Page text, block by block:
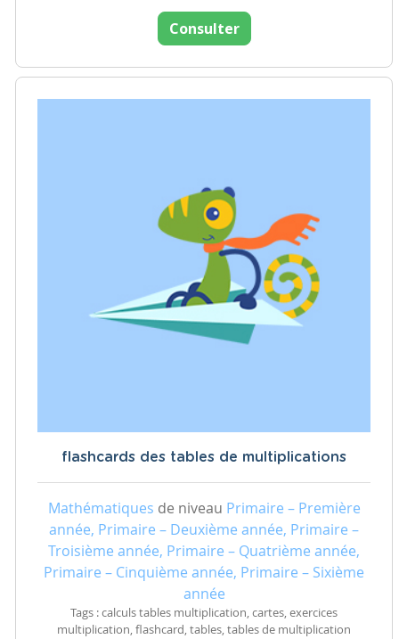
Consulter
flashcards des tables de multiplications
Mathématiques de niveau Primaire – Première
année, Primaire – Deuxième année, Primaire –
Troisième année, Primaire – Quatrième année,
Primaire – Cinquième année, Primaire – Sixième
année
Tags : calculs tables multiplication, cartes, exercices
multiplication, flashcard, tables, tables de multiplication